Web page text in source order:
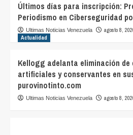
Últimos días para inscripción:
Periodismo en Ciberseguridad
Ultimas Noticias Venezuela agosto 8,
Actualidad
Kellogg adelanta eliminación
artificiales y conservantes en
purovinotinto.com
Ultimas Noticias Venezuela agosto 8,